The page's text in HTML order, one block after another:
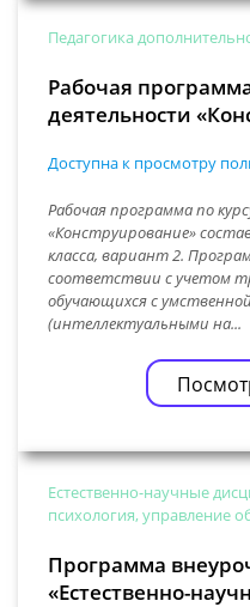
Педагогика
Рабочая
деятельности
Доступна к просмотру
Рабочая программа по
«Конструирование»
класса, вариант 2.
соответствии с учетом
обучающихся с
(интеллектуальными на...
Естественно-научные
психология, управление
Программа
«Естественно-